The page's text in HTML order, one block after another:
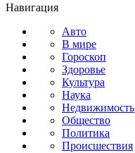
Навигация
Авто
В мире
Гороскоп
Здоровье
Культура
Наука
Недвижимость
Общество
Политика
Происшествия